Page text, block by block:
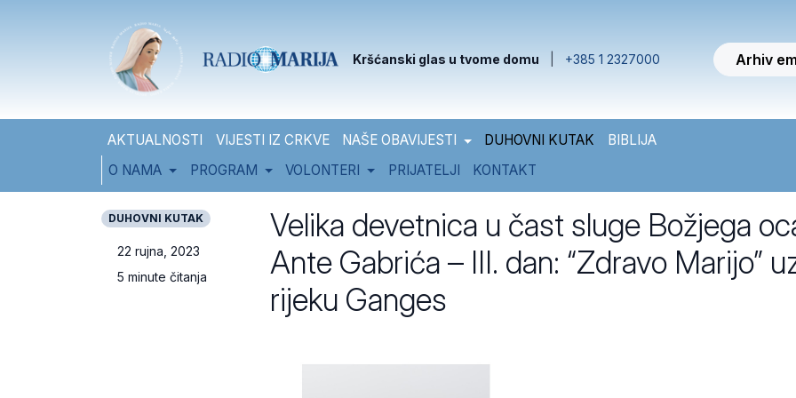
Kršćanski glas u tvome domu +385 1 2327000 Arhiv
AKTUALNOSTI VIJESTI IZ CRKVE NAŠE OBAVIJESTI DUHOVNI KUTAK
BIBLIJA
O NAMA
PROGRAM VOLONTERI PRIJATELJI KONTAKT
DUHOVNI KUTAK
22 rujna, 2023
5 minute čitanja
Velika devetnica u čast sluge Božjega
Ante Gabrića – III. dan: “Zdravo Marijo”
rijeku Ganges